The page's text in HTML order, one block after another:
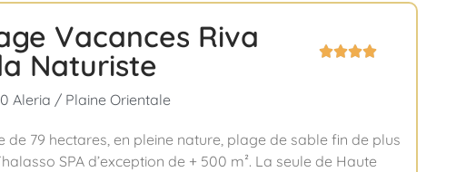
Vacances Riva
Naturiste

Aleria / Plaine Orientale
de 79 hectares, en pleine nature, plage de sable fin de plus
SPA d’exception de + 500 m². La seule de Haute